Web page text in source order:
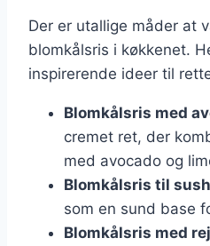
Der er utallige måder at
blomkålsris i køkkenet.
inspirerende ideer til
Blomkålsris med
cremet ret, der
med avocado og
Blomkålsris til
som en sund base
Blomkålsris med